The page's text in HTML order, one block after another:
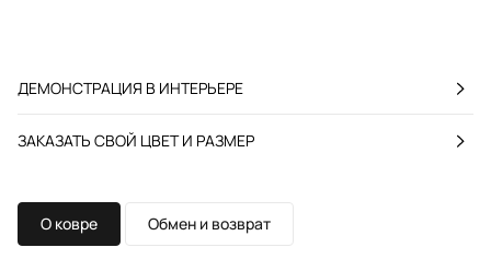
ДЕМОНСТРАЦИЯ В ИНТЕРЬЕРЕ
ЗАКАЗАТЬ СВОЙ ЦВЕТ И РАЗМЕР
О ковре Обмен и возврат